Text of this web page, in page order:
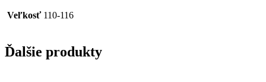
Veľkosť 110-116
Ďalšie produkty